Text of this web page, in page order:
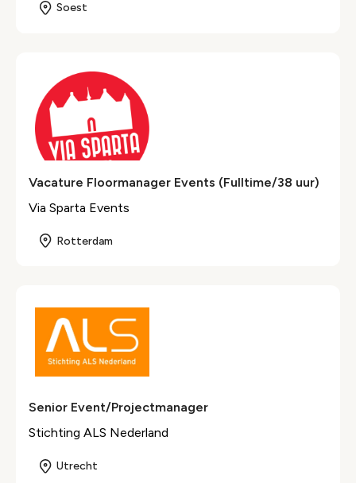
Soest
Vacature Floormanager Events (Fulltime/38 uur)
Via Sparta Events
Rotterdam
Senior Event/Projectmanager
Stichting ALS Nederland
Utrecht